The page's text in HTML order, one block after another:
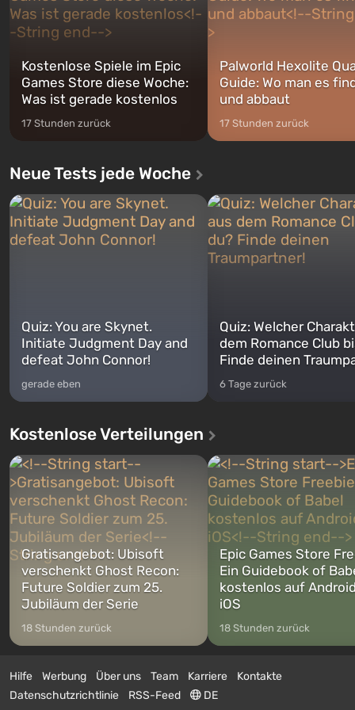
Kostenlose Spiele im Epic
Games Store diese Woche:
Was ist gerade kostenlos
17 Stunden zurück
Palworld Hexolite
Guide: Wo man es
und abbaut
17 Stunden zurück
Neue Tests jede Woche
Quiz: You are Skynet.
Initiate Judgment Day and
defeat John Connor!
gerade eben
Quiz: Welcher
dem Romance Club
Finde deinen
6 Tage zurück
Kostenlose Verteilungen
Gratisangebot: Ubisoft
verschenkt Ghost Recon:
Future Soldier zum 25.
Jubiläum der Serie
18 Stunden zurück
Epic Games Store
Ein Guidebook of
kostenlos auf
iOS
18 Stunden zurück
Hilfe Werbung Über uns Team Karriere
Kontakte
Datenschutzrichtlinie
RSS-Feed DE